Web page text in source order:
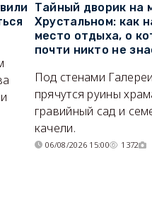
Тайный дворик на
Хрустальном: как
место отдыха, о
почти никто не
Под стенами
прячутся руины
гравийный сад и
качели.
06/08/2026 15:00 1372